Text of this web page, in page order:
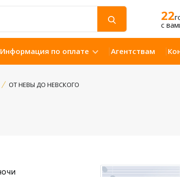
22
c
Информация по оплате Агентствам
ОТ НЕВЫ ДО НЕВСКОГО